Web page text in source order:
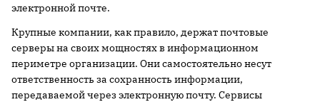
электронной почте.
Крупные компании, как правило, держат почтовые
серверы на своих мощностях в информационном
периметре организации. Они самостоятельно несут
ответственность за сохранность информации,
передаваемой через электронную почту. Сервисы